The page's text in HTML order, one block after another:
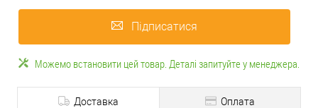
Підписатися
Можемо встановити цей товар. Деталі запитуйте у менеджера.
Доставка Оплата